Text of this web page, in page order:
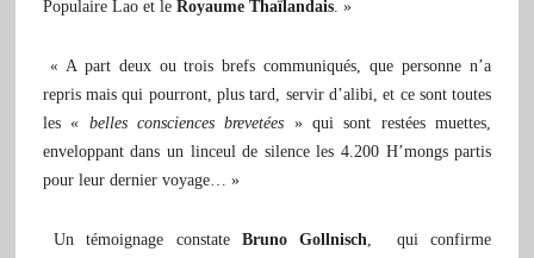
Populaire Lao et le Royaume Thaïlandais. »
« A part deux ou trois brefs communiqués, que personne n’a
repris mais qui pourront, plus tard, servir d’alibi, et ce sont toutes
les « belles consciences brevetées » qui sont restées muettes,
enveloppant dans un linceul de silence les 4.200 H’mongs partis
pour leur dernier voyage… »
Un témoignage constate Bruno Gollnisch, qui confirme